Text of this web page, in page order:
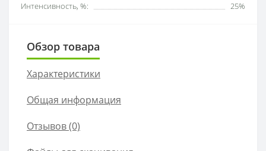
Интенсивность, %:
25%
Обзор товара
Характеристики
Общая информация
Отзывов (0)